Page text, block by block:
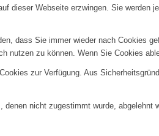
dieser Webseite erzwingen. Sie
dass Sie immer wieder nach Cookies
zu können. Wenn Sie Cookies
zur Verfügung. Aus
nicht zugestimmt wurde,